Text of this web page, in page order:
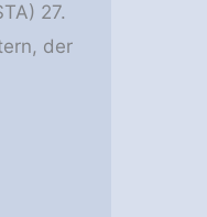
27.
der